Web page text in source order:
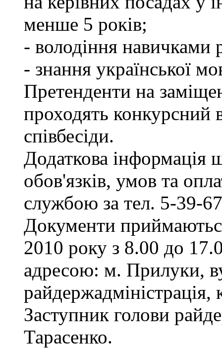
менше 5 років;
- володіння навичками
- знання української
Претенденти на
проходять конкурсний
співбесіди.
Додаткова інформація
обов'язків, умов та
службою за тел. 5-39-
Документи
2010 року з 8.00 до
адресою: м. Прилуки,
Заступник голови
Тарасенко.